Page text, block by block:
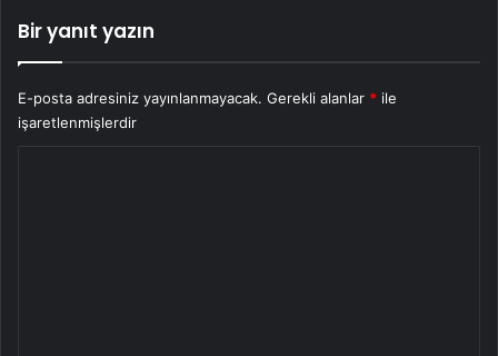
Bir yanıt yazın
E-posta adresiniz yayınlanmayacak. Gerekli alanlar * ile
işaretlenmişlerdir